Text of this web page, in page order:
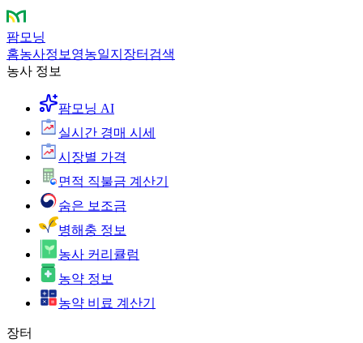
팜모닝
홈농사정보 영농일지 장터 검색
농사 정보
팜모닝 AI
실시간 경매 시세
시장별 가격
면적 직불금 계산기
숨은 보조금
병해충 정보
농사 커리큘럼
농약 정보
농약 비료 계산기
장터